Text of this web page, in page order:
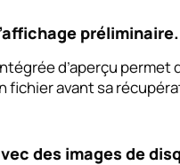
préliminaire.
d’aperçu permet
fichier avant sa
des images de